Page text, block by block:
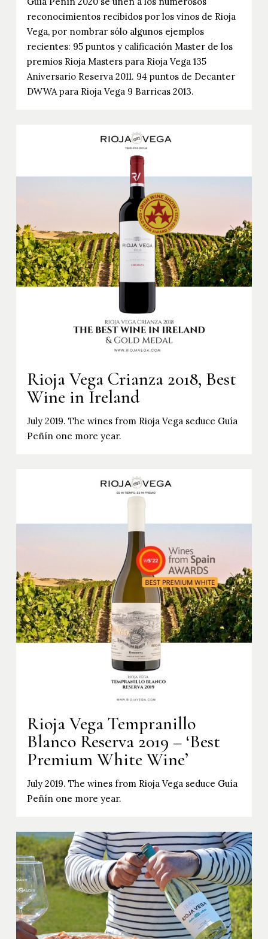
reconocimientos recibidos por los vinos de Rioja
Vega, por nombrar sólo algunos ejemplos
recientes: 95 puntos y calificación Master de los
premios Rioja Masters para Rioja Vega 135
Aniversario Reserva 2011. 94 puntos de Decanter
DWWA para Rioja Vega 9 Barricas 2013.
Rioja Vega Crianza 2018, Best
Wine in Ireland
July 2019. The wines from Rioja Vega seduce Guía
Peñín one more year.
Rioja Vega Tempranillo
Blanco Reserva 2019 – ‘Best
Premium White Wine’
July 2019. The wines from Rioja Vega seduce Guía
Peñín one more year.